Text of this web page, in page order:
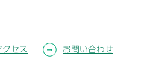
クセス お問い合わせ